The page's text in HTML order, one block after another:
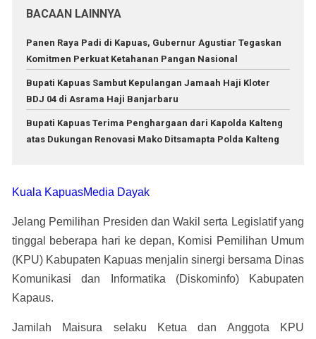
BACAAN LAINNYA
Panen Raya Padi di Kapuas, Gubernur Agustiar Tegaskan
Komitmen Perkuat Ketahanan Pangan Nasional
Bupati Kapuas Sambut Kepulangan Jamaah Haji Kloter
BDJ 04 di Asrama Haji Banjarbaru
Bupati Kapuas Terima Penghargaan dari Kapolda Kalteng
atas Dukungan Renovasi Mako Ditsamapta Polda Kalteng
Kuala KapuasMedia Dayak
Jelang Pemilihan Presiden dan Wakil serta Legislatif yang
tinggal beberapa hari ke depan, Komisi Pemilihan Umum
(KPU) Kabupaten Kapuas menjalin sinergi bersama Dinas
Komunikasi dan Informatika (Diskominfo) Kabupaten
Kapaus.
Jamilah Maisura selaku Ketua dan Anggota KPU